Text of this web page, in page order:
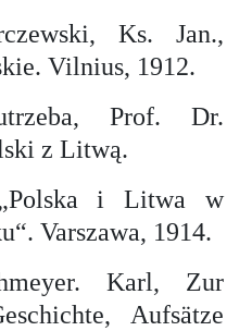
Ks. Jan.,
Vilnius, 1912.
Prof. Dr.
z Litwą.
i Litwa w
Varszawa, 1914.
Karl, Zur
Aufsätze